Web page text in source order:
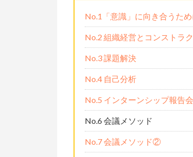
No.1「意識」に向き合うため
No.2 組織経営とコンストラ
No.3 課題解決
No.4 自己分析
No.5 インターンシップ報告会
No.6 会議メソッド
No.7 会議メソッド②